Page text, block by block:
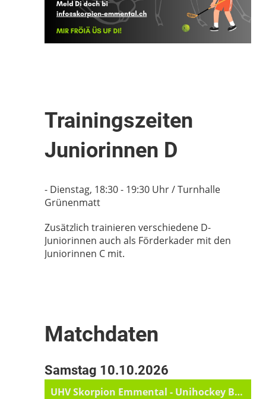
Trainingszeiten
Juniorinnen D
- Dienstag, 18:30 - 19:30 Uhr / Turnhalle
Grünenmatt
Zusätzlich trainieren verschiedene D-
Juniorinnen auch als Förderkader mit den
Juniorinnen C mit.
Matchdaten
Samstag 10.10.2026
UHV Skorpion Emmental - Unihockey Berner Oberland I